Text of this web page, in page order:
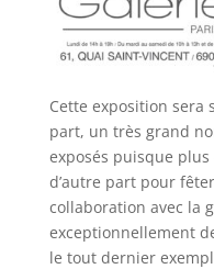
Cette exposition sera
part, un très grand
exposés puisque
d’autre part pour
collaboration avec la
exceptionnellement
le tout dernier